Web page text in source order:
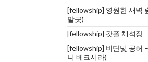
[fellowship] 영원한 새벽
말긋)
[fellowship] 갓폴 채석장
[fellowship] 비단빛 공허
니 베크시라)